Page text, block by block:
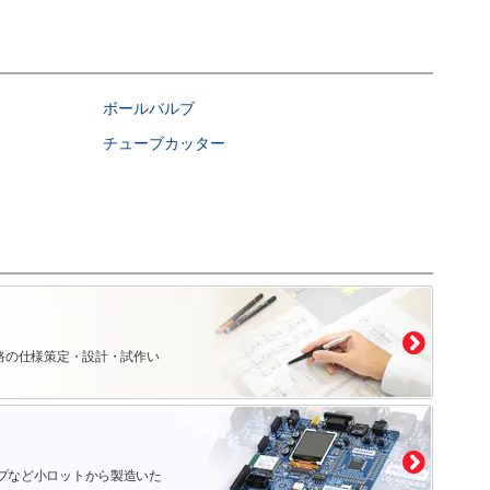
ボールバルブ
チューブカッター
仕様策定・設計・試作い
など小ロットから製造いた